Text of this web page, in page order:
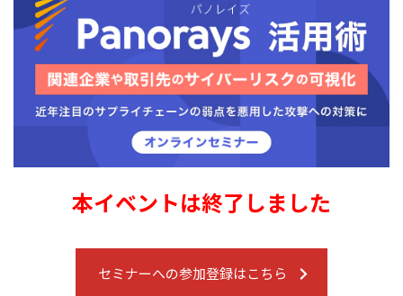
本イベントは終了しました
セミナーへの参加登録はこちら